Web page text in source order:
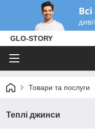
GLO-STORY
Товари та послуги
Теплі джинси